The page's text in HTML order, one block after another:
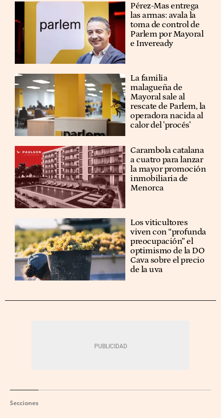
Pérez-Mas entrega
las armas: avala la
toma de control de
Parlem por Mayoral
e Inveready
La familia
malagueña de
Mayoral sale al
rescate de Parlem, la
operadora nacida al
calor del 'procés'
Carambola catalana
a cuatro para lanzar
la mayor promoción
inmobiliaria de
Menorca
Los viticultores
viven con “profunda
preocupación” el
optimismo de la DO
Cava sobre el precio
de la uva
Secciones